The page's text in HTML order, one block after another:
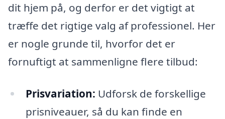
dit hjem på, og derfor er det vigtigt at
træffe det rigtige valg af professionel. Her
er nogle grunde til, hvorfor det er
fornuftigt at sammenligne flere tilbud:
Prisvariation: Udforsk de forskellige
prisniveauer, så du kan finde en